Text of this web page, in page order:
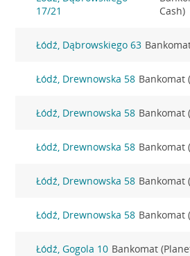
17/21
Cash)
Łódź, Dąbrowskiego 63
Łódź, Drewnowska 58 Bankomat
Łódź, Drewnowska 58 Bankomat
Łódź, Drewnowska 58 Bankomat
Łódź, Drewnowska 58 Bankomat
Łódź, Drewnowska 58 Bankomat
Łódź, Gogola 10 Bankomat